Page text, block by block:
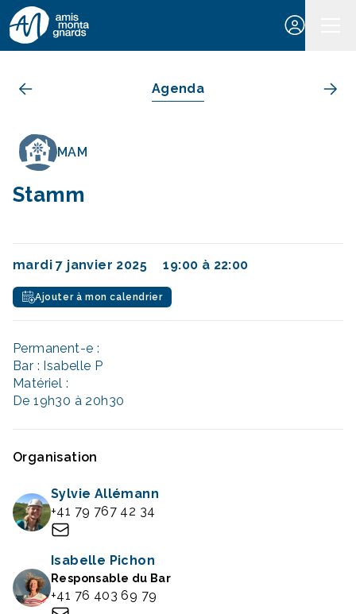
Aller au contenu
Agenda
Stamm
MAM
mardi 7 janvier 2025 19:00 à 22:00
Ajouter à mon calendrier
Permanent-e :
Bar : Isabelle P
Matériel :
De 19h30 à 20h30
Organisation
Sylvie Allémann
+41 79 767 42 34
Isabelle Pichon
Responsable du Bar
+41 76 403 69 79